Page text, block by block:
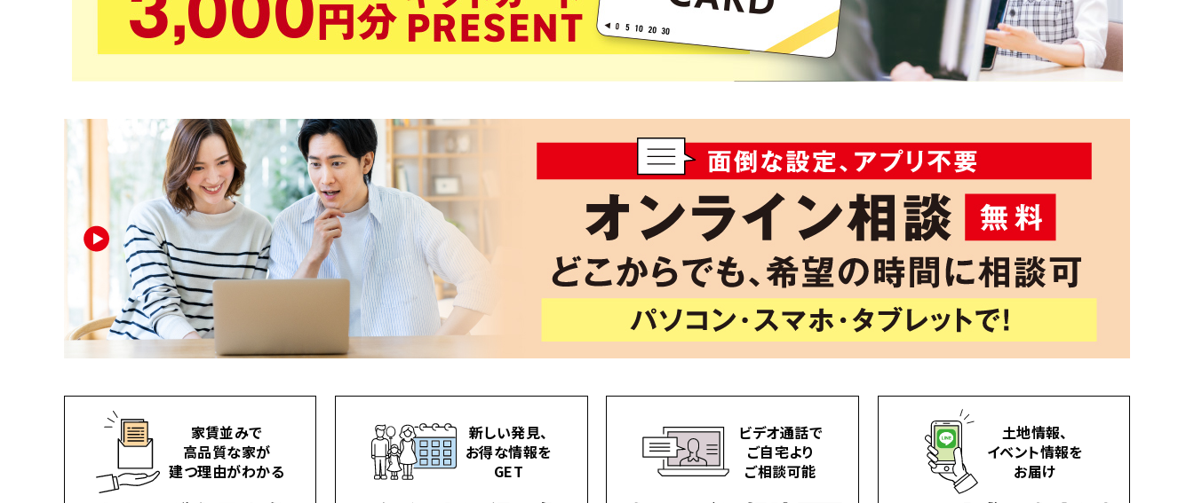
家賃並みで
高品質な家が
建つ理由がわかる
新しい発見、
お得な情報を
GET
ビデオ通話で
ご自宅より
ご相談可能
土地情報、
イベント情報を
お届け